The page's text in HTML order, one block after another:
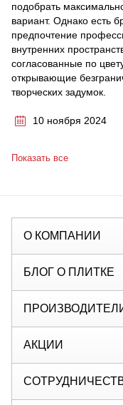
подобрать
вариант. Однако есть
предпочтение
внутренних
согласованные по
открывающие
творческих задумок.
10 ноября 2024
Показать все
О КОМПАНИИ
БЛОГ О ПЛИТКЕ
АКЦИИ